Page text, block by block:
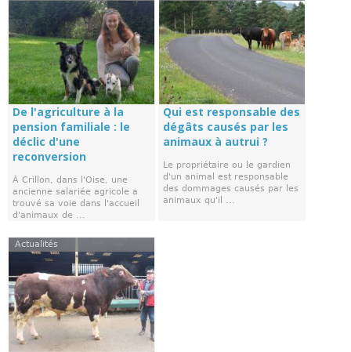
De l'agriculture à la
pension familiale : le
déclic d'une
reconversion
À Crillon, dans l'Oise, une
ancienne salariée agricole a
trouvé sa voie dans l'accueil
d'animaux de ...
Qui est responsable des
dégâts causés par les
animaux à autrui ?
Le propriétaire ou le gardien
d'un animal est responsable
des dommages causés par les
animaux qu'il ...
Actualités